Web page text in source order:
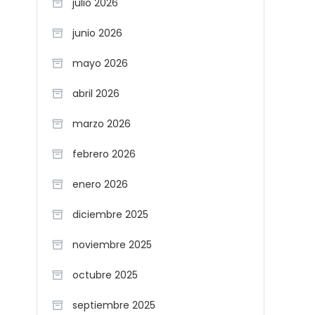
julio 2026
junio 2026
mayo 2026
abril 2026
marzo 2026
febrero 2026
enero 2026
diciembre 2025
noviembre 2025
octubre 2025
septiembre 2025